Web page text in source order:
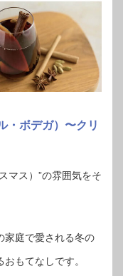
ボデガ）〜クリ
マス）”の雰囲気をそ
家庭で愛される冬の
もてなしです。